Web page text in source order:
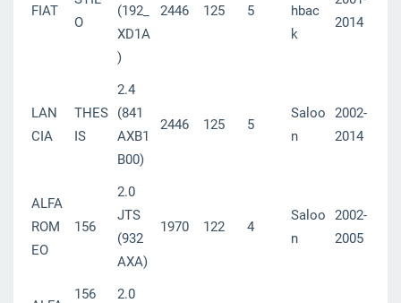
FIAT
O
(192_
XD1A
)
2446 125 5
hbac
k
2014
LAN
CIA
THES
IS
2.4
(841
AXB1
B00)
2446 125 5
Saloo
n
2002-
2014
ALFA
ROM
EO
156
2.0
JTS
(932
AXA)
1970 122 4
Saloo
n
2002-
2005
156
2.0